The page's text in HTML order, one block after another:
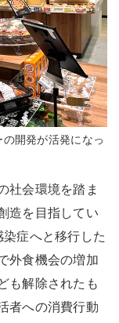
開発が活発になっ
社会環境を踏ま
造を目指してい
症へと移行した
外食機会の増加
も解除されたも
者への消費行動